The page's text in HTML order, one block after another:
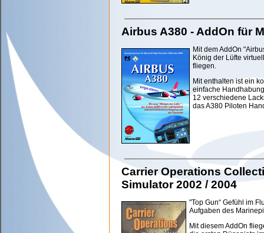
Airbus A380 - AddOn für
Mit dem AddOn
König der Lüfte
fliegen.
Mit enthalten ist ein
einfache
12 verschiedene
das A380 Piloten
Carrier Operations
Simulator 2002 / 2004
"Top Gun“ Gefühl im
Aufgaben des
Mit diesem AddOn